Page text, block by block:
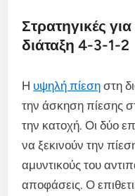
Στρατηγικές
διάταξη 4-3-1-2
Η υψηλή πίεση στη
την άσκηση πίεσης
την κατοχή. Οι δύο
να ξεκινούν την
αμυντικούς του
αποφάσεις. Ο